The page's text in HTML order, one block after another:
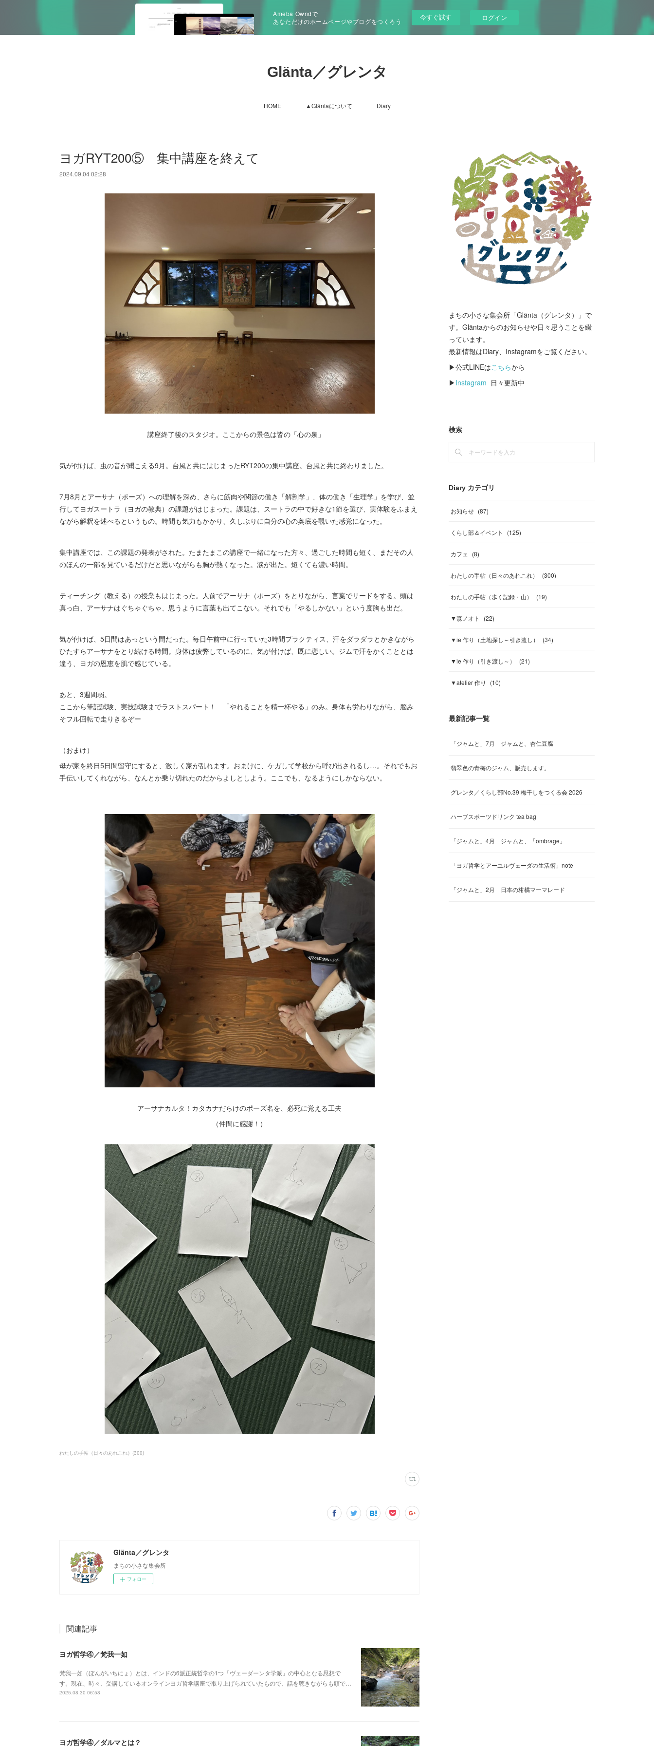
Ameba Owndで
あなただけのホームページやブログをつくろう
今すぐ試す ログイン
Glänta／グレンタ
HOME ▲Gläntaについて Diary
ヨガRYT200⑤ 集中講座を終えて
2024.09.04 02:28
講座終了後のスタジオ。ここからの景色は皆の「心の泉」
気が付けば、虫の音が聞こえる9月。台風と共にはじまったRYT200の集中講座。台風と共に終わりました。
7月8月とアーサナ（ポーズ）への理解を深め、さらに筋肉や関節の働き「解剖学」、体の働き「生理学」を学び、並
行してヨガスートラ（ヨガの教典）の課題がはじまった。課題は、スートラの中で好きな1節を選び、実体験をふまえ
ながら解釈を述べるというもの。時間も気力もかかり、久しぶりに自分の心の奥底を覗いた感覚になった。
集中講座では、この課題の発表がされた。たまたまこの講座で一緒になった方々、過ごした時間も短く、まだその人
のほんの一部を見ているだけだと思いながらも胸が熱くなった。涙が出た。短くても濃い時間。
ティーチング（教える）の授業もはじまった。人前でアーサナ（ポーズ）をとりながら、言葉でリードをする。頭は
真っ白、アーサナはぐちゃぐちゃ、思うように言葉も出てこない。それでも「やるしかない」という度胸も出だ。
気が付けば、5日間はあっという間だった。毎日午前中に行っていた3時間プラクティス、汗をダラダラとかきながら
ひたすらアーサナをとり続ける時間。身体は疲弊しているのに、気が付けば、既に恋しい。ジムで汗をかくこととは
違う、ヨガの恩恵を肌で感じている。
あと、3週間弱。
ここから筆記試験、実技試験までラストスパート！ 「やれることを精一杯やる」のみ。身体も労わりながら、脳み
そフル回転で走りきるぞー
（おまけ）
母が家を終日5日間留守にすると、激しく家が乱れます。おまけに、ケガして学校から呼び出されるし…。それでもお
手伝いしてくれながら、なんとか乗り切れたのだからよしとしよう。ここでも、なるようにしかならない。
アーサナカルタ！カタカナだらけのポーズ名を、必死に覚える工夫
（仲間に感謝！）
わたしの手帖（日々のあれこれ） (300)
Glänta／グレンタ
まちの小さな集会所
フォロー
関連記事
ヨガ哲学④／梵我一如
梵我一如（ぼんがいちにょ）とは、インドの6派正統哲学の1つ「ヴェーダーンタ学派」の中心となる思想で
す。現在、時々、受講しているオンラインヨガ哲学講座で取り上げられていたもので、話を聴きながらも頭で…
2025.08.30 06:58
ヨガ哲学④／ダルマとは？
まちの小さな集会所「Glänta（グレンタ）」で
す。Gläntaからのお知らせや日々思うことを綴
っています。
最新情報はDiary、Instagramをご覧ください。
▶公式LINEはこちらから
▶ Instagram 日々更新中
検索
Diary カテゴリ
お知らせ (87)
くらし部＆イベント (125)
カフェ (8)
わたしの手帖（日々のあれこれ） (300)
わたしの手帖（歩く記録・山） (19)
▼森ノオト (22)
▼ie 作り（土地探し～引き渡し） (34)
▼ie 作り（引き渡し～） (21)
▼atelier 作り (10)
最新記事一覧
「ジャムと」7月 ジャムと、杏仁豆腐
翡翠色の青梅のジャム、販売します。
グレンタ／くらし部No.39 梅干しをつくる会 2026
ハーブスポーツドリンク tea bag
「ジャムと」4月 ジャムと、「ombrage」
「ヨガ哲学とアーユルヴェーダの生活術」note
「ジャムと」2月 日本の柑橘マーマレード